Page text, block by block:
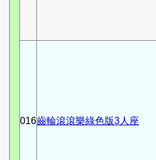
016齒輪滾滾樂綠色版3人座